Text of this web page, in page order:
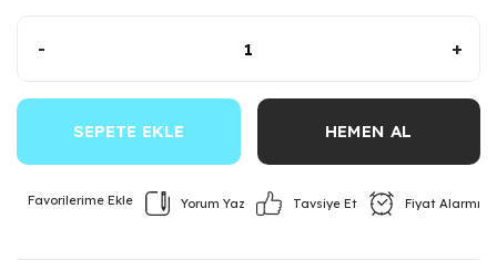
- +
SEPETE EKLE HEMEN AL
Yorum Yaz Tavsiye Et Fiyat Alarmı